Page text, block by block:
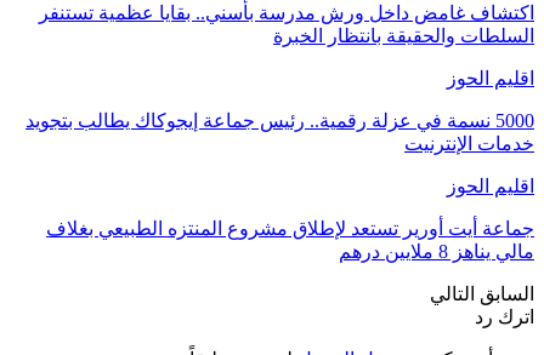
اكتشاف غامض داخل ورش مدرسة بأسني.. بقايا عظمية تستنفر
السلطات والحقيقة بانتظار الخبرة
اقليم الحوز
5000 نسمة في عزلة رقمية.. رئيس جماعة إيجوكاك يطالب بتجويد
خدمات الإنترنيت
اقليم الحوز
جماعة أيت أورير تستعد لإطلاق مشروع المنتزه الطبيعي بغلاف
مالي يناهز 8 ملايين درهم
السابق التالي
اترك رد